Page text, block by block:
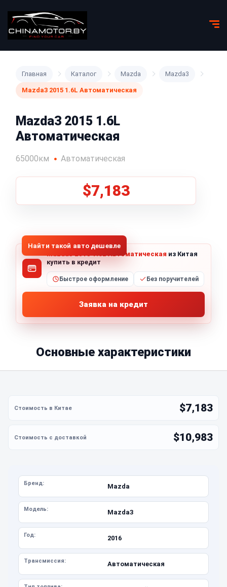
Главная Каталог Mazda Mazda3
Mazda3 2015 1.6L Автоматическая
Mazda3 2015 1.6L
Автоматическая
65000км Автоматическая
$7,183
Найти такой авто дешевле
Mazda3 2015 1.6L Автоматическая из Китая
купить в кредит
Быстрое оформление Без поручителей
Заявка на кредит
Основные характеристики
$7,183
$10,983
Бренд: Mazda
Модель: Mazda3
Год: 2016
Трансмиссия: Автоматическая